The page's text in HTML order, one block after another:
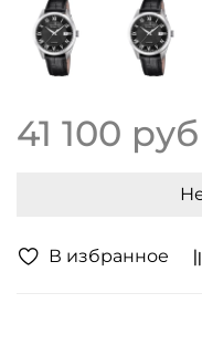
В избранное
41 100 руб